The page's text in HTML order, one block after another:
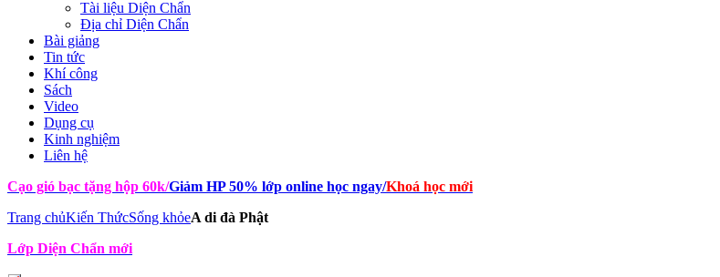
Tài liệu Diện Chẩn
Địa chỉ Diện Chẩn
Bài giảng
Tin tức
Khí công
Sách
Video
Dụng cụ
Kinh nghiệm
Liên hệ
Cạo gió bạc tặng hộp 60k/Giảm HP 50% lớp online học ngay/Khoá học mới
Trang chủKiến ThứcSống khỏeA di đà Phật
Lớp Diện Chẩn mới